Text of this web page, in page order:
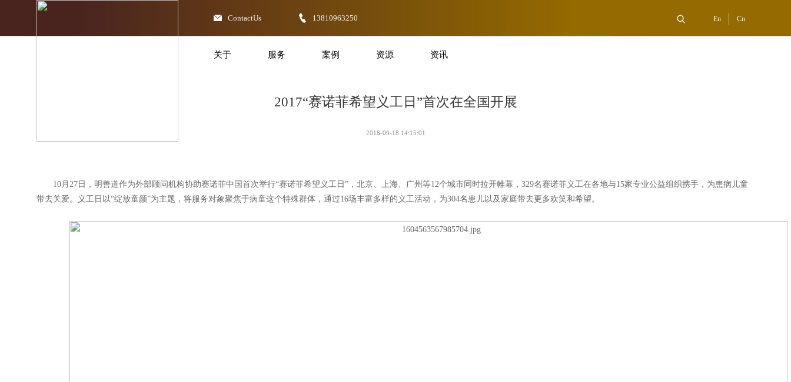
ContactUs 13810963250 En Cn
关于 服务 案例 资源 资讯
2017“赛诺菲希望义工日”首次在全国开展
2018-09-18 14:15:01
10月27日，明善道作为外部顾问机构协助赛诺菲中国首次举行“赛诺菲希望义工日”，北京、上海、广州等12个城市同时拉开帷幕，329名赛诺菲义工在各地与15家专业公益组织携手，为患病儿童
带去关爱。义工日以“绽放童颜”为主题，将服务对象聚焦于病童这个特殊群体，通过16场丰富多样的义工活动，为304名患儿以及家庭带去更多欢笑和希望。